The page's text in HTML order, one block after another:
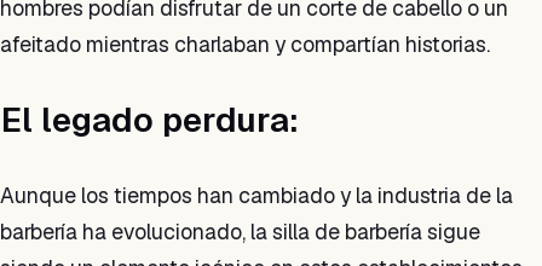
hombres podían disfrutar de un corte de cabello o un
afeitado mientras charlaban y compartían historias.
El legado perdura:
Aunque los tiempos han cambiado y la industria de la
barbería ha evolucionado, la silla de barbería sigue